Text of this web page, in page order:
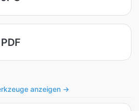
anzeigen →